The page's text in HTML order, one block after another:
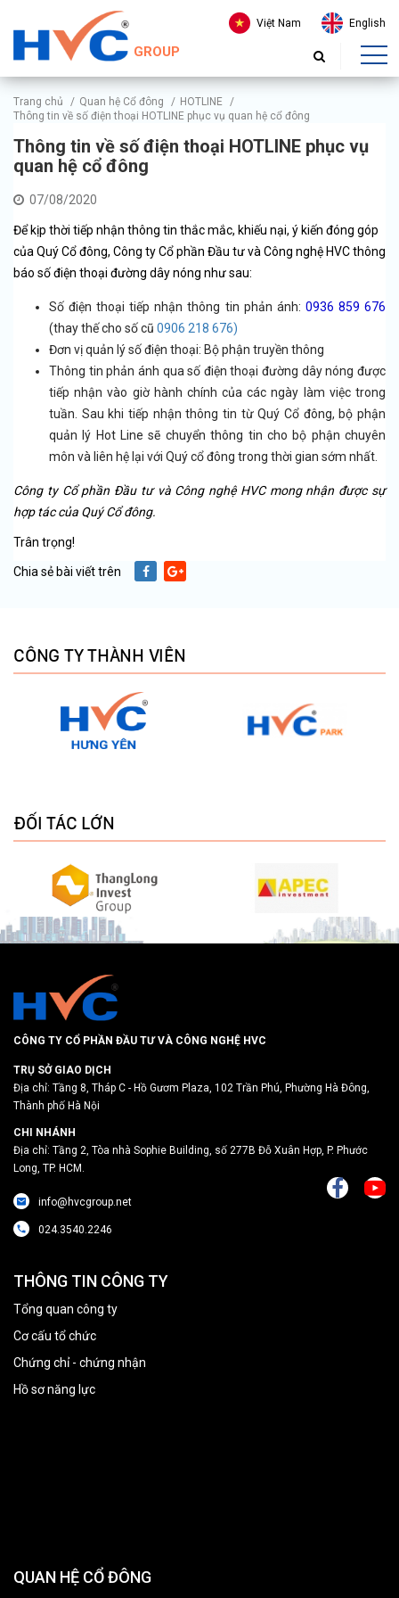
GROUP
Việt Nam English
Trang chủ / Quan hệ Cổ đông / HOTLINE /
Thông tin về số điện thoại HOTLINE phục vụ quan hệ cổ đông
Thông tin về số điện thoại HOTLINE phục vụ
quan hệ cổ đông
07/08/2020
Để kịp thời tiếp nhận thông tin thắc mắc, khiếu nại, ý kiến đóng góp
của Quý Cổ đông, Công ty Cổ phần Đầu tư và Công nghệ HVC thông
báo số điện thoại đường dây nóng như sau:
Số điện thoại tiếp nhận thông tin phản ánh: 0936 859 676
(thay thế cho số cũ 0906 218 676)
Đơn vị quản lý số điện thoại: Bộ phận truyền thông
Thông tin phản ánh qua số điện thoại đường dây nóng được
tiếp nhận vào giờ hành chính của các ngày làm việc trong
tuần. Sau khi tiếp nhận thông tin từ Quý Cổ đông, bộ phận
quản lý Hot Line sẽ chuyển thông tin cho bộ phận chuyên
môn và liên hệ lại với Quý cổ đông trong thời gian sớm nhất.
Công ty Cổ phần Đầu tư và Công nghệ HVC mong nhận được sự
hợp tác của Quý Cổ đông.
Trân trọng!
Chia sẻ bài viết trên
CÔNG TY THÀNH VIÊN
ĐỐI TÁC LỚN
CÔNG TY CỔ PHẦN ĐẦU TƯ VÀ CÔNG NGHỆ HVC
TRỤ SỞ GIAO DỊCH
Địa chỉ: Tầng 8, Tháp C - Hồ Gươm Plaza, 102 Trần Phú, Phường Hà Đông,
Thành phố Hà Nội
CHI NHÁNH
Địa chỉ: Tầng 2, Tòa nhà Sophie Building, số 277B Đỗ Xuân Hợp, P. Phước
Long, TP. HCM.
info@hvcgroup.net
024.3540.2246
THÔNG TIN CÔNG TY
Tổng quan công ty
Cơ cấu tổ chức
Chứng chỉ - chứng nhận
Hồ sơ năng lực
QUAN HỆ CỔ ĐÔNG